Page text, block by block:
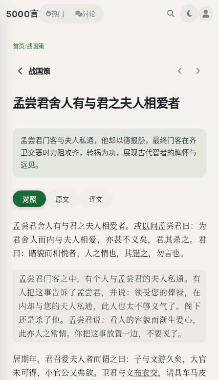
5000言 热门 讨论
首页/战国策
战国策
孟尝君舍人有与君之夫人相爱者
孟尝君门客与夫人私通，他却以德报怨，最终门客在齐
卫交恶时力阻攻齐，转祸为功，展现古代智者的胸怀与
远见。
对照 原文 译文
孟尝君舍人有与君之夫人相爱者。或以问孟尝君曰：为
君舍人而内与夫人相爱，亦甚不义矣，君其杀之。君
曰：睹貌而相悦者，人之情也，其错之，勿言也。
孟尝君门客之中，有个人与孟尝君的夫人私通。有
人把这事告诉了孟尝君，并说：领受您的俸禄，在
内却与您的夫人私通，此人也太不够义气了。阁下
还是杀了他。孟尝君说：看人的容貌而渐生爱心，
此亦人之常情。你把这事放置一边，不要说了。
居期年，君召爱夫人者而谓之曰：子与文游久矣，大官
未可得，小官公又弗欲。卫君与文布衣交，请具车马皮